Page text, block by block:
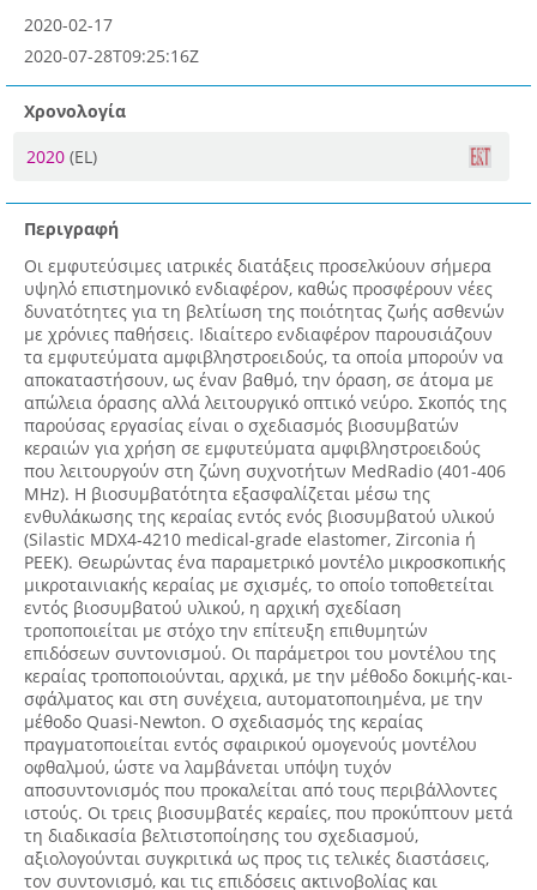
2020-02-17
2020-07-28T09:25:16Z
Χρονολογία
2020 (EL)
Περιγραφή
Οι εμφυτεύσιμες ιατρικές διατάξεις προσελκύουν σήμερα
υψηλό επιστημονικό ενδιαφέρον, καθώς προσφέρουν νέες
δυνατότητες για τη βελτίωση της ποιότητας ζωής ασθενών
με χρόνιες παθήσεις. Ιδιαίτερο ενδιαφέρον παρουσιάζουν
τα εμφυτεύματα αμφιβληστροειδούς, τα οποία μπορούν να
αποκαταστήσουν, ως έναν βαθμό, την όραση, σε άτομα με
απώλεια όρασης αλλά λειτουργικό οπτικό νεύρο. Σκοπός της
παρούσας εργασίας είναι ο σχεδιασμός βιοσυμβατών
κεραιών για χρήση σε εμφυτεύματα αμφιβληστροειδούς
που λειτουργούν στη ζώνη συχνοτήτων MedRadio (401-406
MHz). Η βιοσυμβατότητα εξασφαλίζεται μέσω της
ενθυλάκωσης της κεραίας εντός ενός βιοσυμβατού υλικού
(Silastic MDX4-4210 medical-grade elastomer, Zirconia ή
PEEK). Θεωρώντας ένα παραμετρικό μοντέλο μικροσκοπικής
μικροταινιακής κεραίας με σχισμές, το οποίο τοποθετείται
εντός βιοσυμβατού υλικού, η αρχική σχεδίαση
τροποποιείται με στόχο την επίτευξη επιθυμητών
επιδόσεων συντονισμού. Οι παράμετροι του μοντέλου της
κεραίας τροποποιούνται, αρχικά, με την μέθοδο δοκιμής-και-
σφάλματος και στη συνέχεια, αυτοματοποιημένα, με την
μέθοδο Quasi-Newton. Ο σχεδιασμός της κεραίας
πραγματοποιείται εντός σφαιρικού ομογενούς μοντέλου
οφθαλμού, ώστε να λαμβάνεται υπόψη τυχόν
αποσυντονισμός που προκαλείται από τους περιβάλλοντες
ιστούς. Οι τρεις βιοσυμβατές κεραίες, που προκύπτουν μετά
τη διαδικασία βελτιστοποίησης του σχεδιασμού,
αξιολογούνται συγκριτικά ως προς τις τελικές διαστάσεις,
τον συντονισμό, και τις επιδόσεις ακτινοβολίας και